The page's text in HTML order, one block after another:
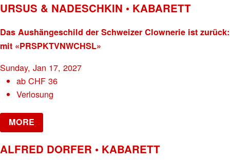
URSUS & NADESCHKIN • KABARETT
Das Aushängeschild der Schweizer Clownerie ist zurück:
mit «PRSPKTVNWCHSL»
Sunday, Jan 17, 2027
abCHF 36
Verlosung
MORE
ALFRED DORFER • KABARETT